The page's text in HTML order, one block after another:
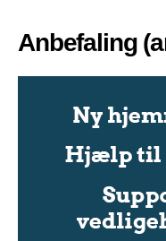
Anbefaling